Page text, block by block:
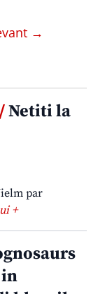
→
Netiti la
par
+